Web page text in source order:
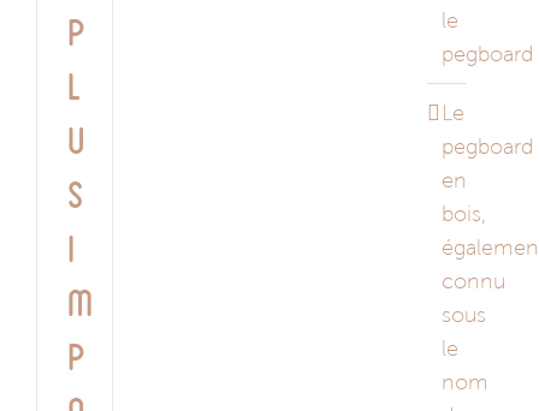
p
l
u
s
m
p
le
pegboard
Le
pegboard
en
bois,
connu
sous
le
nom